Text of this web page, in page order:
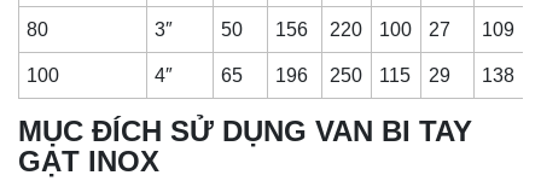
80 3″ 50 156 220 100 27 109
100 4″ 65 196 250 115 29 138
MỤC ĐÍCH SỬ DỤNG VAN BI TAY
GẠT INOX